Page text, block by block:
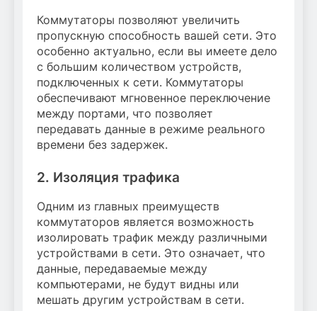
Коммутаторы позволяют увеличить
пропускную способность вашей сети. Это
особенно актуально, если вы имеете дело
с большим количеством устройств,
подключенных к сети. Коммутаторы
обеспечивают мгновенное переключение
между портами, что позволяет
передавать данные в режиме реального
времени без задержек.
2. Изоляция трафика
Одним из главных преимуществ
коммутаторов является возможность
изолировать трафик между различными
устройствами в сети. Это означает, что
данные, передаваемые между
компьютерами, не будут видны или
мешать другим устройствам в сети.